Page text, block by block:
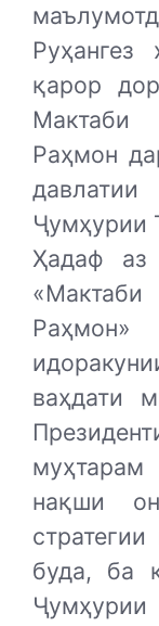
қарор
Мактаби
Раҳмон
Ҷумҳурии
Ҳадаф аз
ваҳдати
нақши
буда, ба